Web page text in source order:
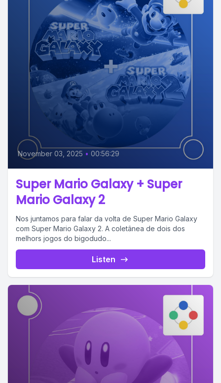
November 03, 2025 • 00:56:29
Super Mario Galaxy + Super
Mario Galaxy 2
Nos juntamos para falar da volta de Super Mario Galaxy
com Super Mario Galaxy 2. A coletânea de dois dos
melhors jogos do bigodudo...
Listen